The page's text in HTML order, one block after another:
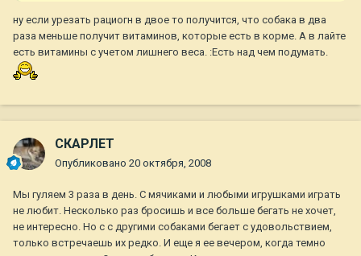
ну если урезать рациогн в двое то получится, что собака в два
раза меньше получит витаминов, которые есть в корме. А в лайте
есть витамины с учетом лишнего веса. :Есть над чем подумать.
СКАРЛЕТ
Опубликовано 20 октября, 2008
Мы гуляем 3 раза в день. С мячиками и любыми игрушками играть
не любит. Несколько раз бросишь и все больше бегать не хочет,
не интересно. Но с с другими собаками бегает с удовольствием,
только встречаешь их редко. И еще я ее вечером, когда темно